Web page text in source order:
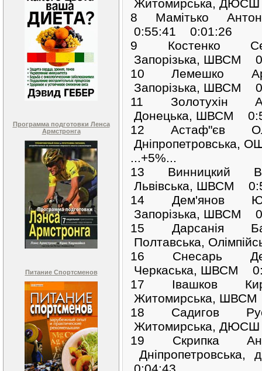
Программа подготовки Ленса
Армстронга
Питание Спортсменов
Житомирська,
8 Мамітько
0:55:41 0:01:26
9 Костенко
Запорізька, ШВСМ
10 Лемешко
Запорізька, ШВСМ
11 Золотухін
Донецька, ШВСМ
12 Астаф"єв
...+5%...
13 Винницкий
Львівська, ШВСМ
14 Дем'янов
Запорізька, ШВСМ
15 Дарсанія
Полтавська,
16 Снесарь
Черкаська, ШВСМ
17 Івашков
Житомирська,
18 Садигов
Житомирська,
19 Скрипка